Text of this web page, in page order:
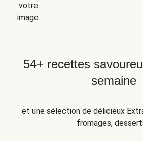
votre
image.
54+ recettes
semaine
et une sélection de délicieux
fromages,